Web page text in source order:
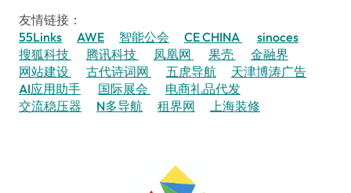
友情链接：
55Links
AWE 智能公会 CE CHINA
sinoces
搜狐科技
腾讯科技 凤凰网 果壳
金融界
网站建设
古代诗词网 五虎导航
天津博涛广告
AI应用助手
国际展会
电商礼品代发
交流稳压器
N多导航 租界网 上海装修